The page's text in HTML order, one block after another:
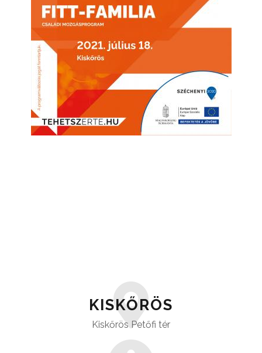
KISKŐRÖS
Kiskőrös Petőfi tér